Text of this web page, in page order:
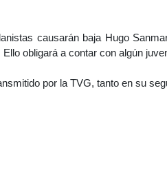
causarán baja Hugo
obligará a contar con algún
por la TVG, tanto en su